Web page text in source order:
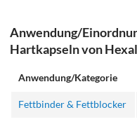
Anwendung/
Hartkapseln von
Anwendung/Kategorie
Fettbinder & Fettblocker